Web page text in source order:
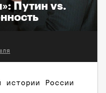
Путин vs.
истории России